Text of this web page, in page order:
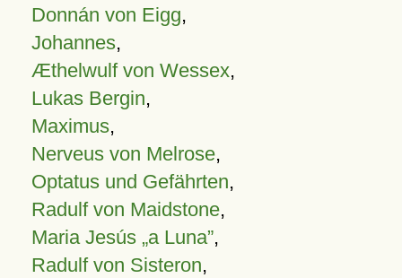
Donnán von Eigg,
Johannes,
Æthelwulf von Wessex,
Lukas Bergin,
Maximus,
Nerveus von Melrose,
Optatus und Gefährten,
Radulf von Maidstone,
Maria Jesús „a Luna”,
Radulf von Sisteron,